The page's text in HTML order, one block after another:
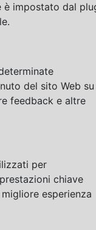
è impostato dal
del sito Web su
feedback e altre
per
chiave
esperienza